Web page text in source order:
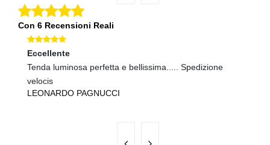
Con 6 Recensioni Reali
Eccellente
Tenda luminosa perfetta e bellissima..... Spedizione
velocis
LEONARDO PAGNUCCI